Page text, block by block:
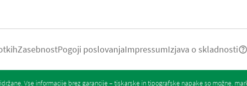
ZasebnostPogoji poslovanjaImpressumIzjava o skladnosti
Vse informacije brez garancije – tiskarske in tipografske napake so možne.